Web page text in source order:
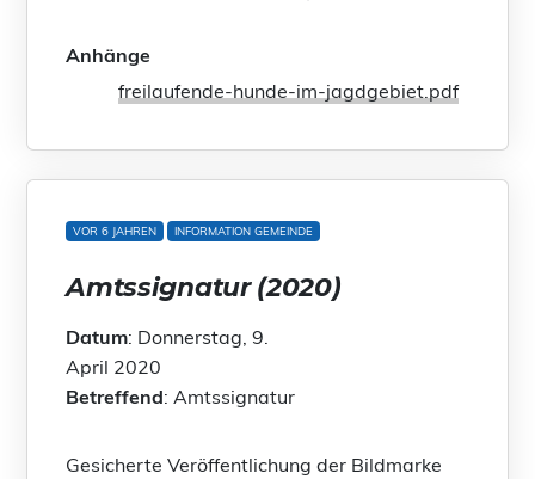
Anhänge
freilaufende-hunde-im-jagdgebiet.pdf
VOR 6 JAHREN INFORMATION GEMEINDE
Amtssignatur (2020)
Datum: Donnerstag, 9.
April 2020
Betreffend: Amtssignatur
Gesicherte Veröffentlichung der Bildmarke